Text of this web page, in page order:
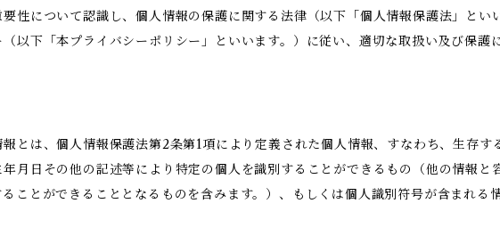
性について認識し、個人情報の保護に関する法律（以下「個人情報保護法」とい
以下「本プライバシーポリシー」といいます。）に従い、適切な取扱い及び保護
とは、個人情報保護法第2条第1項により定義された個人情報、すなわち、生存す
月日その他の記述等により特定の個人を識別することができるもの（他の情報と
ことができることとなるものを含みます。）、もしくは個人識別符号が含まれる